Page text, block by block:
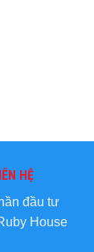
HỆ
đầu tư
House